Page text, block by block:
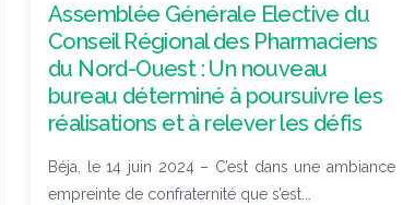
Assemblée Générale Elective du
Conseil Régional des Pharmaciens
du Nord-Ouest : Un nouveau
bureau déterminé à poursuivre les
réalisations et à relever les défis
Béja, le 14 juin 2024 – C’est dans une ambiance
empreinte de confraternité que s’est...